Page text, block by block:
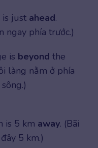
just ahead.
ngay phía trước.)
is beyond the
làng nằm ở phía
is 5 km away. (Bãi
5 km.)